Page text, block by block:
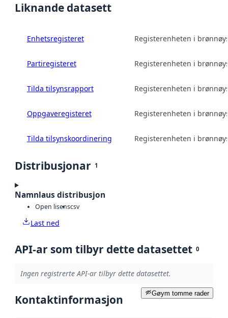
Liknande datasett
Enhetsregisteret Registerenheten i
Partiregisteret Registerenheten i
Tilda tilsynsrapport Registerenheten i
Oppgaveregisteret Registerenheten i
Tilda tilsynskoordinering Registerenheten i
Distribusjonar 1
Namnlaus distribusjon
Open lisenscsv
Last ned
API-ar som tilbyr dette datasettet 0
Ingen registrerte API-ar tilbyr dette datasettet.
Gøym tomme rader
Kontaktinformasjon